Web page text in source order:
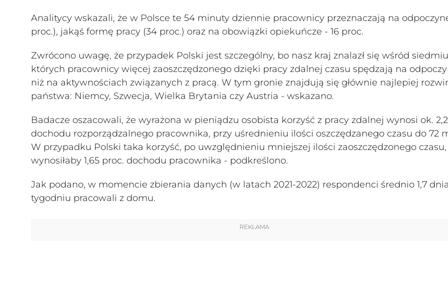
Analitycy wskazali, że w Polsce te 54 minuty dziennie pracownicy przeznaczają na
proc.), jakąś formę pracy (34 proc.) oraz na obowiązki opiekuńcze - 16 proc.
Zwrócono uwagę, że przypadek Polski jest szczególny, bo nasz kraj znalazł się wśród
których pracownicy więcej zaoszczędzonego dzięki pracy zdalnej czasu spędzają na
niż na aktywnościach związanych z pracą. W tym gronie znajdują się głównie najlepiej
państwa: Niemcy, Szwecja, Wielka Brytania czy Austria - wskazano.
Badacze oszacowali, że wyrażona w pieniądzu osobista korzyść z pracy zdalnej wynosi ok.
dochodu rozporządzalnego pracownika, przy uśrednieniu ilości oszczędzanego czasu do 72
W przypadku Polski taka korzyść, po uwzględnieniu mniejszej ilości zaoszczędzonego czasu,
wynosiłaby 1,65 proc. dochodu pracownika - podkreślono.
Jak podano, w momencie zbierania danych (w latach 2021-2022) respondenci średnio 1,7
tygodniu pracowali z domu.
REKLAMA